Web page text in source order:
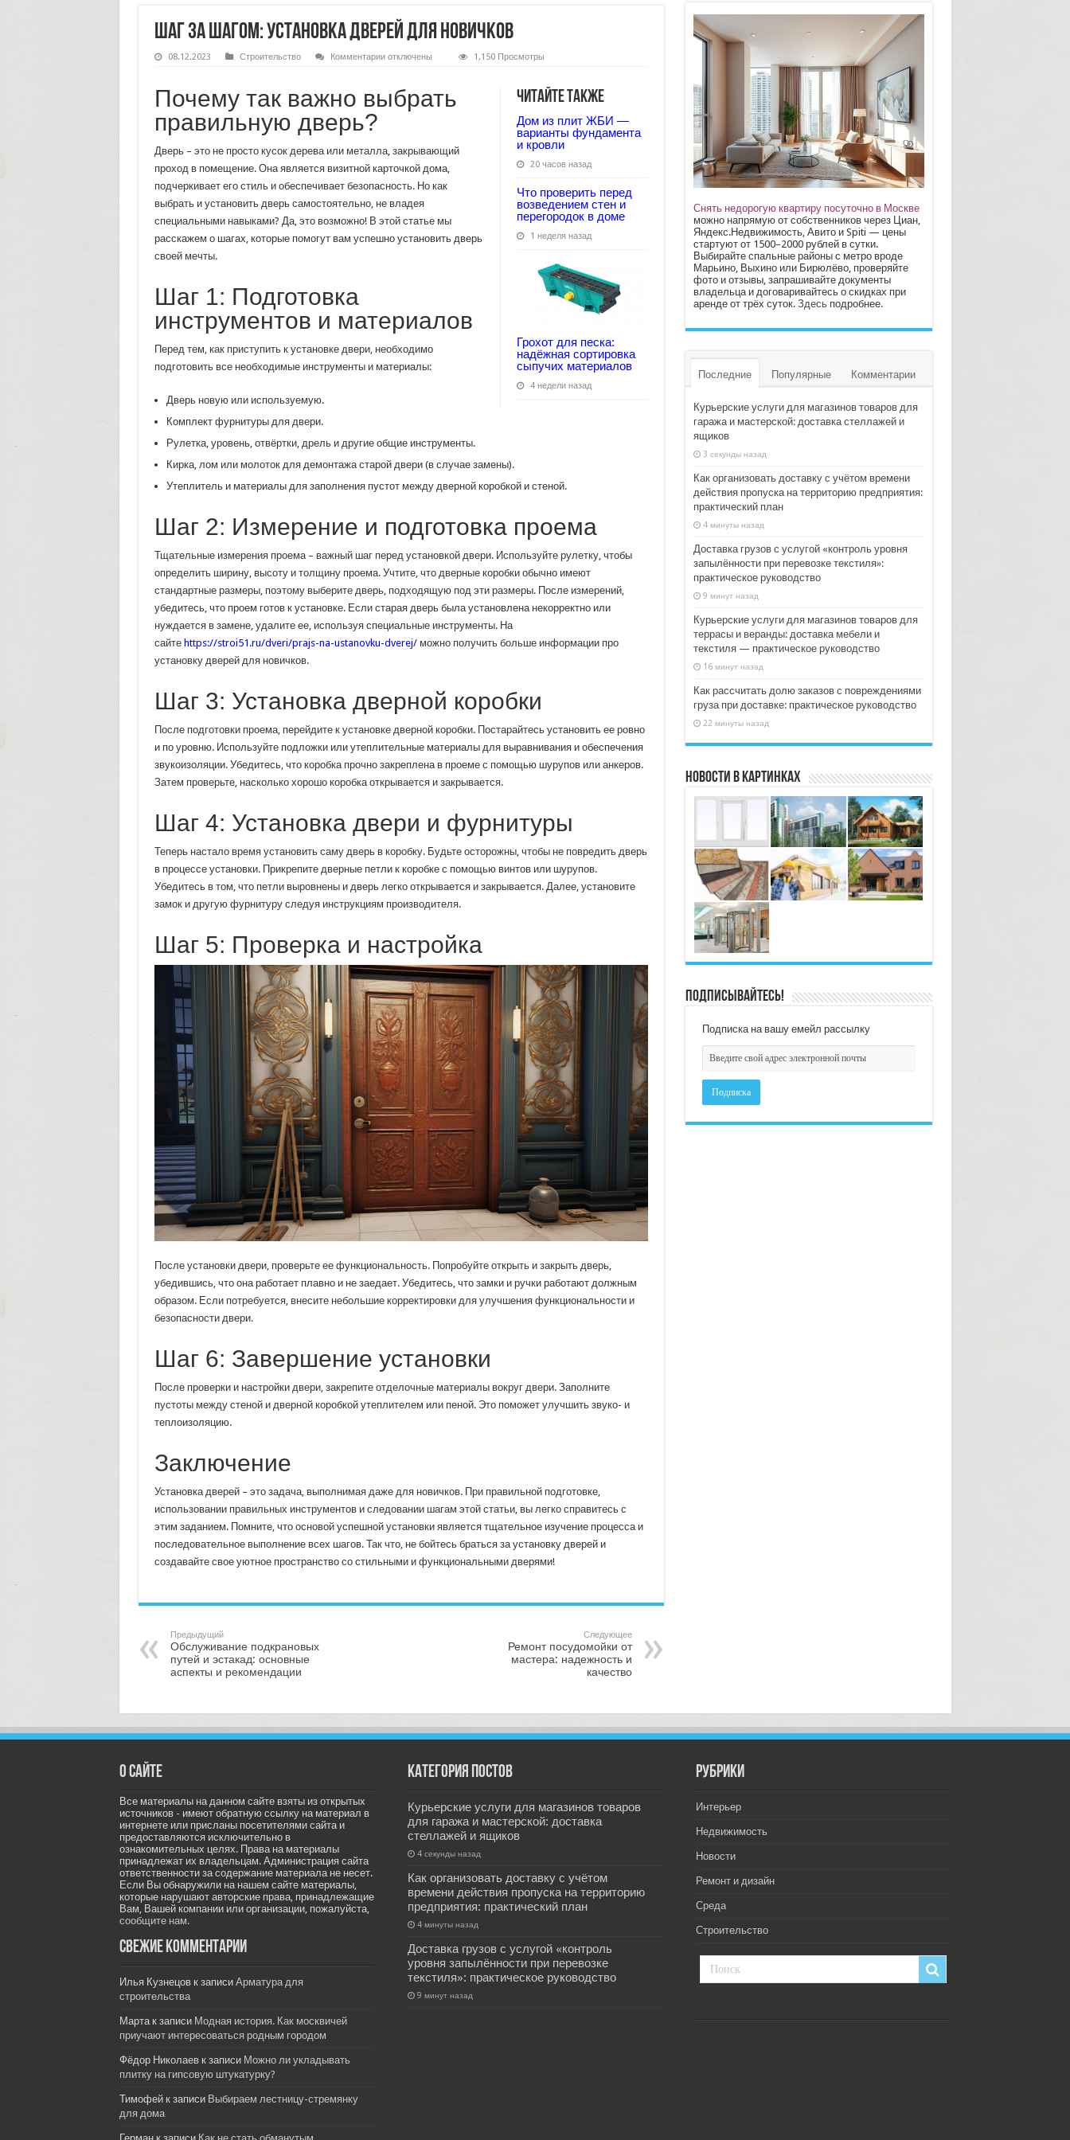
Шаг за шагом: установка дверей для новичков
08.12.2023 Строительство Комментариик
шагом:
установка
отключены 1,150 Просмотры
Читайте также
Дом из плит ЖБИ —
варианты фундамента
и кровли
20 часов назад
Что проверить перед
возведением стен и
перегородок в доме
1 неделя назад
Грохот для песка:
надёжная сортировка
сыпучих материалов
4 недели назад
Почему так важно выбрать
правильную дверь?
Дверь – это не просто кусок дерева или металла, закрывающий
проход в помещение. Она является визитной карточкой дома,
подчеркивает его стиль и обеспечивает безопасность. Но как
выбрать и установить дверь самостоятельно, не владея
специальными навыками? Да, это возможно! В этой статье мы
расскажем о шагах, которые помогут вам успешно установить дверь
своей мечты.
Шаг 1: Подготовка
инструментов и материалов
Перед тем, как приступить к установке двери, необходимо
подготовить все необходимые инструменты и материалы:
Дверь новую или используемую.
Комплект фурнитуры для двери.
Рулетка, уровень, отвёртки, дрель и другие общие инструменты.
Кирка, лом или молоток для демонтажа старой двери (в случае замены).
Утеплитель и материалы для заполнения пустот между дверной коробкой и стеной.
Шаг 2: Измерение и подготовка проема
Тщательные измерения проема – важный шаг перед установкой двери. Используйте рулетку, чтобы
определить ширину, высоту и толщину проема. Учтите, что дверные коробки обычно имеют
стандартные размеры, поэтому выберите дверь, подходящую под эти размеры. После измерений,
убедитесь, что проем готов к установке. Если старая дверь была установлена некорректно или
нуждается в замене, удалите ее, используя специальные инструменты. На
сайте https://stroi51.ru/dveri/prajs-na-ustanovku-dverej/можно получить больше информации про
установку дверей для новичков.
Шаг 3: Установка дверной коробки
После подготовки проема, перейдите к установке дверной коробки. Постарайтесь установить ее ровно
и по уровню. Используйте подложки или утеплительные материалы для выравнивания и обеспечения
звукоизоляции. Убедитесь, что коробка прочно закреплена в проеме с помощью шурупов или анкеров.
Затем проверьте, насколько хорошо коробка открывается и закрывается.
Шаг 4: Установка двери и фурнитуры
Теперь настало время установить саму дверь в коробку. Будьте осторожны, чтобы не повредить дверь
в процессе установки. Прикрепите дверные петли к коробке с помощью винтов или шурупов.
Убедитесь в том, что петли выровнены и дверь легко открывается и закрывается. Далее, установите
замок и другую фурнитуру следуя инструкциям производителя.
Шаг 5: Проверка и настройка
После установки двери, проверьте ее функциональность. Попробуйте открыть и закрыть дверь,
убедившись, что она работает плавно и не заедает. Убедитесь, что замки и ручки работают должным
образом. Если потребуется, внесите небольшие корректировки для улучшения функциональности и
безопасности двери.
Шаг 6: Завершение установки
После проверки и настройки двери, закрепите отделочные материалы вокруг двери. Заполните
пустоты между стеной и дверной коробкой утеплителем или пеной. Это поможет улучшить звуко- и
теплоизоляцию.
Заключение
Установка дверей – это задача, выполнимая даже для новичков. При правильной подготовке,
использовании правильных инструментов и следовании шагам этой статьи, вы легко справитесь с
этим заданием. Помните, что основой успешной установки является тщательное изучение процесса и
последовательное выполнение всех шагов. Так что, не бойтесь браться за установку дверей и
создавайте свое уютное пространство со стильными и функциональными дверями!
Предыдущий
Обслуживание подкрановых
путей и эстакад: основные
аспекты и рекомендации
Следующее
Ремонт посудомойки от
мастера: надежность и
качество
Снять недорогую квартиру посуточно в Москве
можно напрямую от собственников через Циан,
Яндекс.Недвижимость, Авито и Spiti — цены
стартуют от 1500–2000 рублей в сутки.
Выбирайте спальные районы с метро вроде
Марьино, Выхино или Бирюлёво, проверяйте
фото и отзывы, запрашивайте документы
владельца и договаривайтесь о скидках при
аренде от трёх суток. Здесьподробнее.
Последние Популярные Комментарии
Курьерские услуги для магазинов товаров для
гаража и мастерской: доставка стеллажей и
ящиков
3 секунды назад
Как организовать доставку с учётом времени
действия пропуска на территорию предприятия:
практический план
4 минуты назад
Доставка грузов с услугой «контроль уровня
запылённости при перевозке текстиля»:
практическое руководство
9 минут назад
Курьерские услуги для магазинов товаров для
террасы и веранды: доставка мебели и
текстиля — практическое руководство
16 минут назад
Как рассчитать долю заказов с повреждениями
груза при доставке: практическое руководство
22 минуты назад
Новости в картинках
Подписывайтесь!
Подписка на вашу емейл рассылку
О сайте
Все материалы на данном сайте взяты из открытых
источников - имеют обратную ссылку на материал в
интернете или присланы посетителями сайта и
предоставляются исключительно в
ознакомительных целях. Права на материалы
принадлежат их владельцам. Администрация сайта
ответственности за содержание материала не несет.
Если Вы обнаружили на нашем сайте материалы,
которые нарушают авторские права, принадлежащие
Вам, Вашей компании или организации, пожалуйста,
сообщите нам.
Свежие комментарии
Илья Кузнецовк записи Арматура для
строительства
Мартак записи Модная история. Как москвичей
приучают интересоваться родным городом
Фёдор Николаевк записи Можно ли укладывать
плитку на гипсовую штукатурку?
Тимофейк записи Выбираем лестницу-стремянку
для дома
Категория постов
Курьерские услуги для магазинов товаров
для гаража и мастерской: доставка
стеллажей и ящиков
4 секунды назад
Как организовать доставку с учётом
времени действия пропуска на территорию
предприятия: практический план
4 минуты назад
Доставка грузов с услугой «контроль
уровня запылённости при перевозке
текстиля»: практическое руководство
9 минут назад
РУбрики
Интерьер
Недвижимость
Новости
Ремонт и дизайн
Среда
Строительство